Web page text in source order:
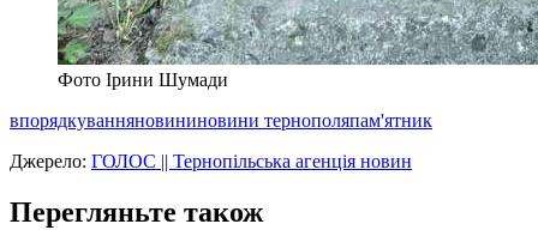
Фото Ірини Шумади
впорядкуванняновининовини тернополяпам'ятник
Джерело: ГОЛОС || Тернопільська агенція новин
Перегляньте також